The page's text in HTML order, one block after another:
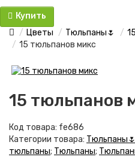
Купить
Цветы
Тюльпаны🌷
15 тюльпанов микс
15 тюльпанов
Код товара: fe686
Категории товара: Тюльпаны🌷
тюльпаны; Тюльпаны;